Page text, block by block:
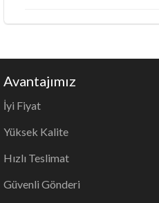
Avantajımız
İyi Fiyat
Yüksek Kalite
Hızlı Teslimat
Güvenli Gönderi